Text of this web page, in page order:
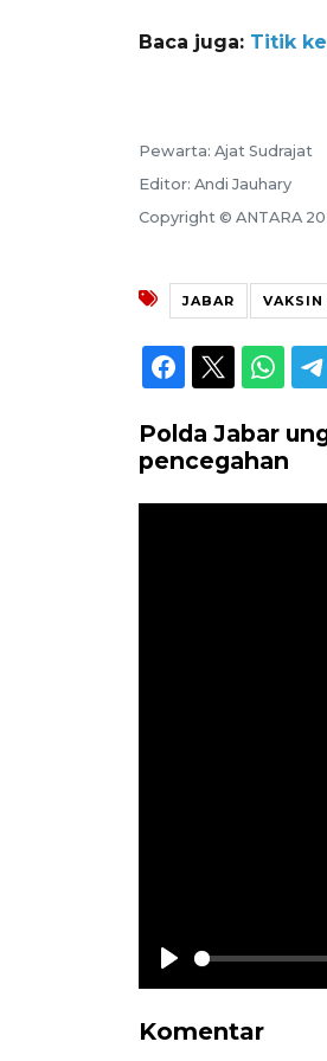
Baca juga: Titik
Pewarta: Ajat Sudrajat
Editor: Andi Jauhary
Copyright © ANTARA
JABAR VAKSIN
Polda Jabar
pencegahan
Play
Komentar